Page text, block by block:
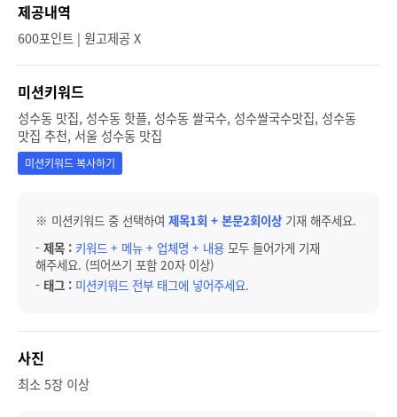
제공내역
600포인트 | 원고제공 X
미션키워드
성수동 맛집, 성수동 핫플, 성수동 쌀국수, 성수쌀국수맛집, 성수동
맛집 추천, 서울 성수동 맛집
미션키워드 복사하기
※ 미션키워드 중 선택하여 제목1회 + 본문2회이상 기재 해주세요.
- 제목 : 키워드 + 메뉴 + 업체명 + 내용 모두 들어가게 기재
해주세요. (띄어쓰기 포함 20자 이상)
- 태그 : 미션키워드 전부 태그에 넣어주세요.
사진
최소 5장 이상